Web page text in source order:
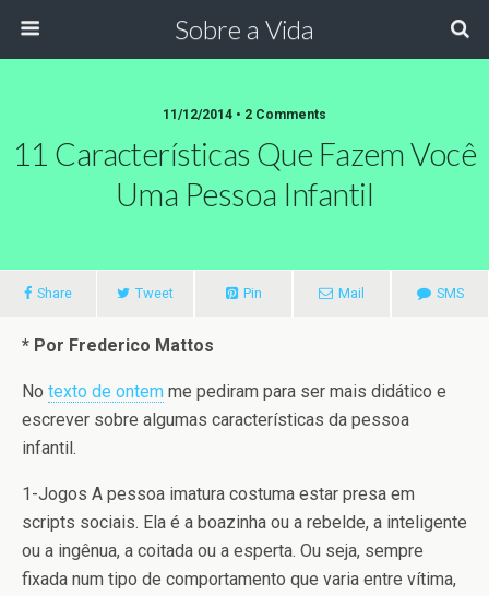
Sobre a Vida
11/12/2014 • 2 Comments
11 Características Que Fazem Você
Uma Pessoa Infantil
Share Tweet Pin Mail SMS
* Por Frederico Mattos
No texto de ontem me pediram para ser mais didático e
escrever sobre algumas características da pessoa
infantil.
1-Jogos A pessoa imatura costuma estar presa em
scripts sociais. Ela é a boazinha ou a rebelde, a inteligente
ou a ingênua, a coitada ou a esperta. Ou seja, sempre
fixada num tipo de comportamento que varia entre vítima,